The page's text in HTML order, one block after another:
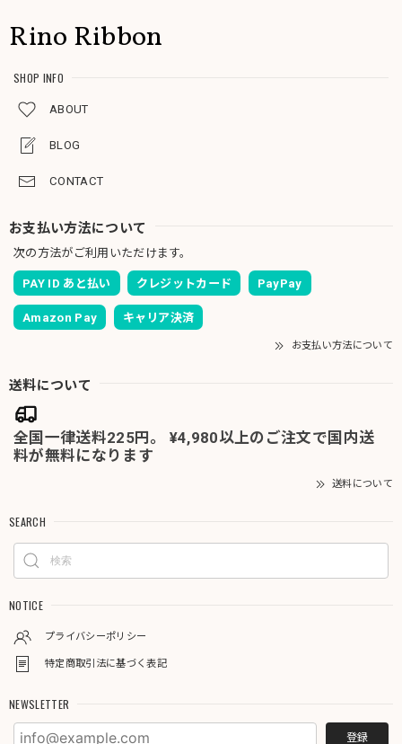
Rino Ribbon
SHOP INFO
ABOUT
BLOG
CONTACT
お支払い方法について
次の方法がご利用いただけます。
PAY ID あと払い クレジットカード PayPay
Amazon Pay キャリア決済
お支払い方法について
送料について
全国一律送料225円。 ¥4,980以上のご注文で国内送
料が無料になります
送料について
SEARCH
NOTICE
プライバシーポリシー
特定商取引法に基づく表記
NEWSLETTER
登録